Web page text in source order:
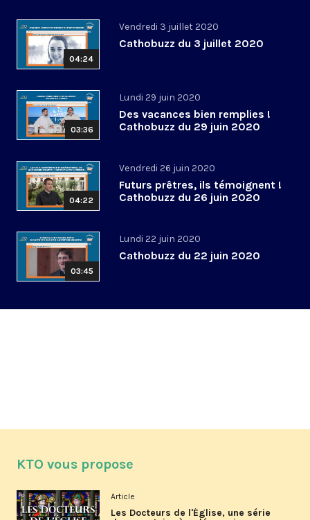
04:24
Vendredi 3 juillet 2020
Cathobuzz du 3 juillet 2020
03:36
Lundi 29 juin 2020
Des vacances bien remplies !
Cathobuzz du 29 juin 2020
04:22
Vendredi 26 juin 2020
Futurs prêtres, ils témoignent !
Cathobuzz du 26 juin 2020
03:45
Lundi 22 juin 2020
Cathobuzz du 22 juin 2020
KTO vous propose
Article
Les Docteurs de l'Église, une série